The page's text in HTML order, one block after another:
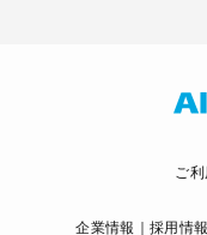
ご
企業情報 採用情報